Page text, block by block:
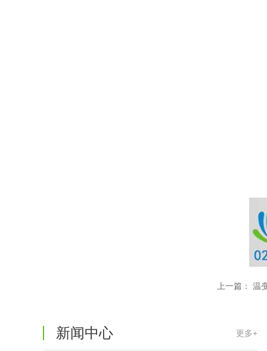
上一篇：温
新闻中心 更多+
2026-08-05
2026-08-04
2026-07-28
温变粉大批量保存指南｜做对这几步... 2026-07-17